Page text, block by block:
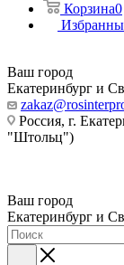
Корзина0
Ваш город
Екатеринбург и
Россия, г.
"Штольц")
Ваш город
Екатеринбург и